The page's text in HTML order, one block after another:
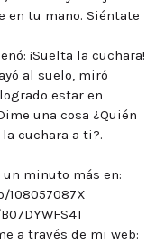
en tu mano. Siéntate
¡Suelta la cuchara!
al suelo, miró
estar en
una cosa ¿Quién
cuchara a ti?.
minuto más en:
108057087X
a través de mi web: